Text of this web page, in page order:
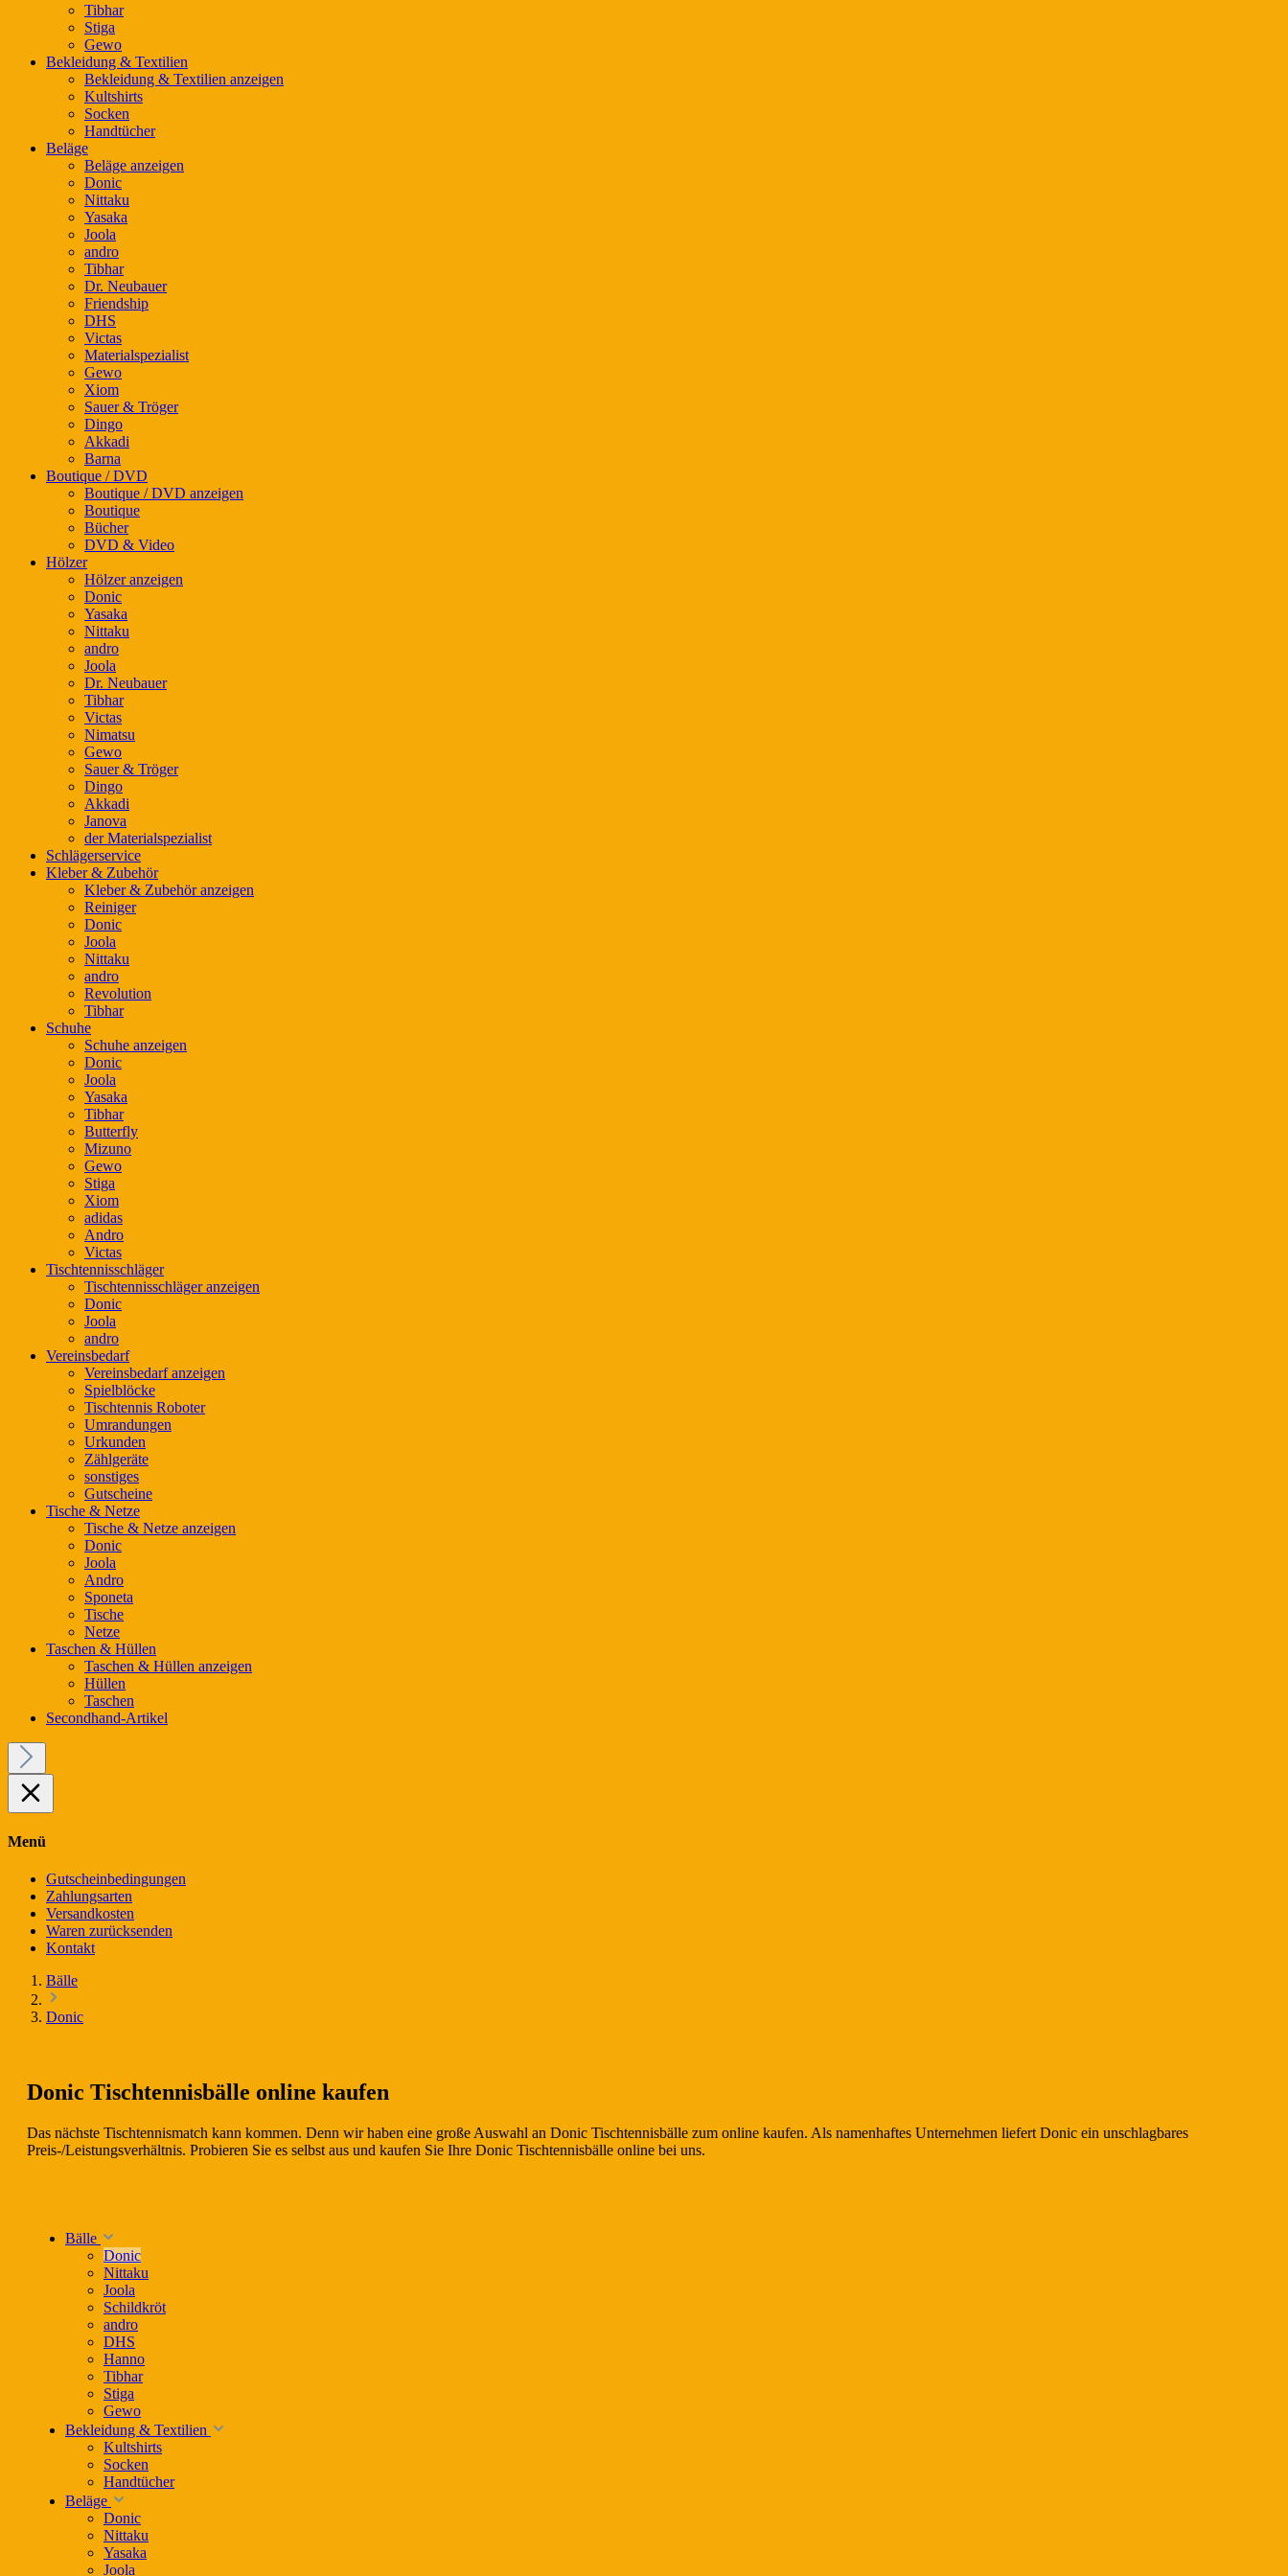
Tibhar
Stiga
Gewo
Bekleidung & Textilien
Bekleidung & Textilien anzeigen
Kultshirts
Socken
Handtücher
Beläge
Beläge anzeigen
Donic
Nittaku
Yasaka
Joola
andro
Tibhar
Dr. Neubauer
Friendship
DHS
Victas
Materialspezialist
Gewo
Xiom
Sauer & Tröger
Dingo
Akkadi
Barna
Boutique / DVD
Boutique / DVD anzeigen
Boutique
Bücher
DVD & Video
Hölzer
Hölzer anzeigen
Donic
Yasaka
Nittaku
andro
Joola
Dr. Neubauer
Tibhar
Victas
Nimatsu
Gewo
Sauer & Tröger
Dingo
Akkadi
Janova
der Materialspezialist
Schlägerservice
Kleber & Zubehör
Kleber & Zubehör anzeigen
Reiniger
Donic
Joola
Nittaku
andro
Revolution
Tibhar
Schuhe
Schuhe anzeigen
Donic
Joola
Yasaka
Tibhar
Butterfly
Mizuno
Gewo
Stiga
Xiom
adidas
Andro
Victas
Tischtennisschläger
Tischtennisschläger anzeigen
Donic
Joola
andro
Vereinsbedarf
Vereinsbedarf anzeigen
Spielblöcke
Tischtennis Roboter
Umrandungen
Urkunden
Zählgeräte
sonstiges
Gutscheine
Tische & Netze
Tische & Netze anzeigen
Donic
Joola
Andro
Sponeta
Tische
Netze
Taschen & Hüllen
Taschen & Hüllen anzeigen
Hüllen
Taschen
Secondhand-Artikel
Menü
Gutscheinbedingungen
Zahlungsarten
Versandkosten
Waren zurücksenden
Kontakt
Bälle
Donic
Donic Tischtennisbälle online kaufen
Das nächste Tischtennismatch kann kommen. Denn wir haben eine große Auswahl an Donic Tischtennisbälle zum online kaufen. Als namenhaftes Unternehmen liefert Donic ein unschlagbares
Preis-/Leistungsverhältnis. Probieren Sie es selbst aus und kaufen Sie Ihre Donic Tischtennisbälle online bei uns.
Bälle
Donic
Nittaku
Joola
Schildkröt
andro
DHS
Hanno
Tibhar
Stiga
Gewo
Bekleidung & Textilien
Kultshirts
Socken
Handtücher
Beläge
Donic
Nittaku
Yasaka
Joola